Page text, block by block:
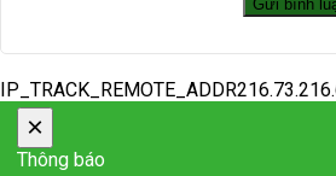
×
Thông báo